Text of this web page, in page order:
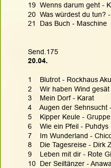
19  Wenns darum geht -
20  Was würdest du tun?
21  Das Buch - Maschine
Send.175
20.04.
1    Blutrot - Rockhaus
2    Wir haben Wind gesät
3    Mein Dorf - Karat
4    Augen der Sehnsucht
5    Kipper Keule -
6    Wie ein Pfeil - Puhdys
7    Im Wunderland -
8    Die Tagesreise - Dirk
9    Leben mit dir - Rote
10  Der Seiltänzer - Anawa